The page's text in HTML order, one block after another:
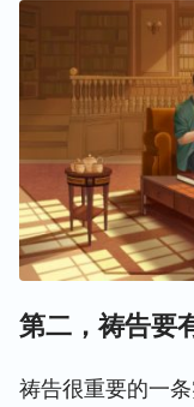
第二，祷告要
祷告很重要的一